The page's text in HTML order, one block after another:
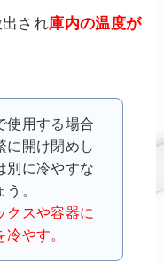
され庫内の温度が
使用する場合
に開け閉めし
別に冷やすな
。
スや容器に
やす。